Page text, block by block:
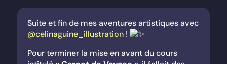
Suite et fin de mes aventures artistiques avec
@celinaguine_illustration!
Pour terminer la mise en avant du cours